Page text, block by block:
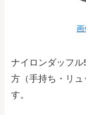
画
ナイロンダッフ
方（手持ち・リ
す。